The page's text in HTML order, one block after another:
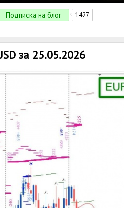
Подписка на блог 1427
за 25.05.2026